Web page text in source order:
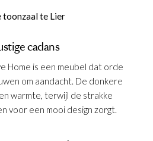
toonzaal te Lier
cadans
Home is een meubel dat orde
om aandacht. De donkere
warmte, terwijl de strakke
voor een mooi design zorgt.